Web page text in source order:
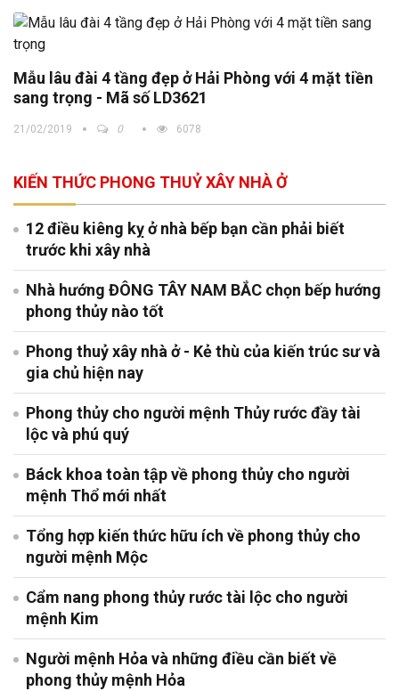
Mẫu lâu đài 4 tầng đẹp ở Hải Phòng với 4 mặt tiền
sang trọng - Mã số LD3621
21/02/2019 0 6078
KIẾN THỨC PHONG THUỶ XÂY NHÀ Ở
12 điều kiêng kỵ ở nhà bếp bạn cần phải biết
trước khi xây nhà
Nhà hướng ĐÔNG TÂY NAM BẮC chọn bếp hướng
phong thủy nào tốt
Phong thuỷ xây nhà ở - Kẻ thù của kiến trúc sư và
gia chủ hiện nay
Phong thủy cho người mệnh Thủy rước đầy tài
lộc và phú quý
Báck khoa toàn tập về phong thủy cho người
mệnh Thổ mới nhất
Tổng hợp kiến thức hữu ích về phong thủy cho
người mệnh Mộc
Cẩm nang phong thủy rước tài lộc cho người
mệnh Kim
Người mệnh Hỏa và những điều cần biết về
phong thủy mệnh Hỏa